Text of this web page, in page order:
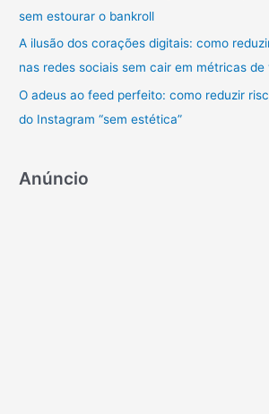
o
sem estourar o bankroll
A ilusão dos corações digitais: como
nas redes sociais sem cair em métricas de
O adeus ao feed perfeito: como reduzir
do Instagram “sem estética”
Anúncio